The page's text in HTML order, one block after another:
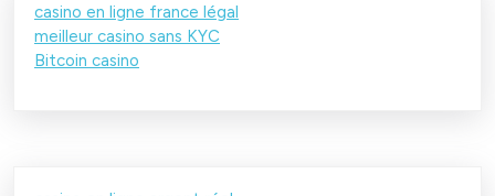
casino en ligne france légal
meilleur casino sans KYC
Bitcoin casino